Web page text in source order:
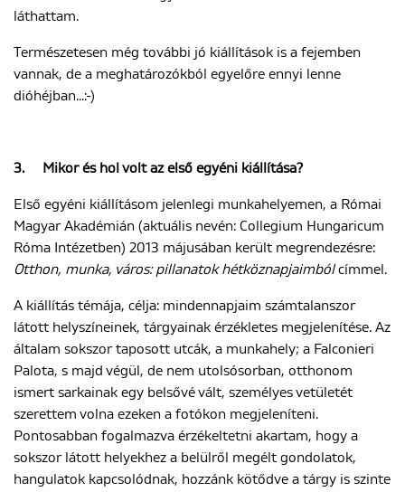
láthattam.
Természetesen még további jó kiállítások is a fejemben
vannak, de a meghatározókból egyelőre ennyi lenne
dióhéjban...:-)
3. Mikor és hol volt az első egyéni kiállítása?
Első egyéni kiállításom jelenlegi munkahelyemen, a Római
Magyar Akadémián (aktuális nevén: Collegium Hungaricum
Róma Intézetben) 2013 májusában került megrendezésre:
Otthon, munka, város: pillanatok hétköznapjaimbólcímmel.
A kiállítás témája, célja: mindennapjaim számtalanszor
látott helyszíneinek, tárgyainak érzékletes megjelenítése. Az
általam sokszor taposott utcák, a munkahely; a Falconieri
Palota, s majd végül, de nem utolsósorban, otthonom
ismert sarkainak egy belsővé vált, személyes vetületét
szerettem volna ezeken a fotókon megjeleníteni.
Pontosabban fogalmazva érzékeltetni akartam, hogy a
sokszor látott helyekhez a belülről megélt gondolatok,
hangulatok kapcsolódnak, hozzánk kötődve a tárgy is szinte